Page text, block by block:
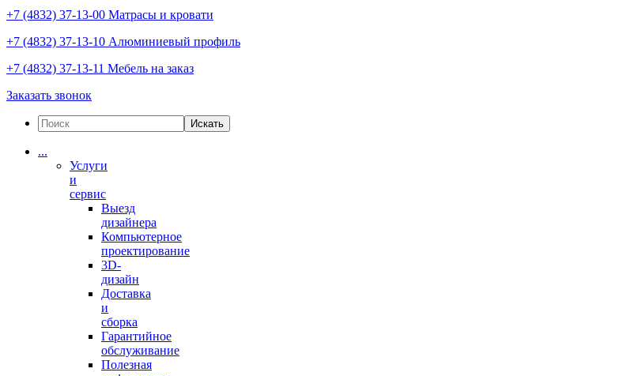
+7 (4832) 37-13-00 Матрасы и кровати
+7 (4832) 37-13-10 Алюминиевый профиль
+7 (4832) 37-13-11 Мебель на заказ
Заказать звонок
Искать
...
Услуги
и
сервис
Выезд
дизайнера
Компьютерное
проектирование
3D-
дизайн
Доставка
и
сборка
Гарантийное
обслуживание
Полезная